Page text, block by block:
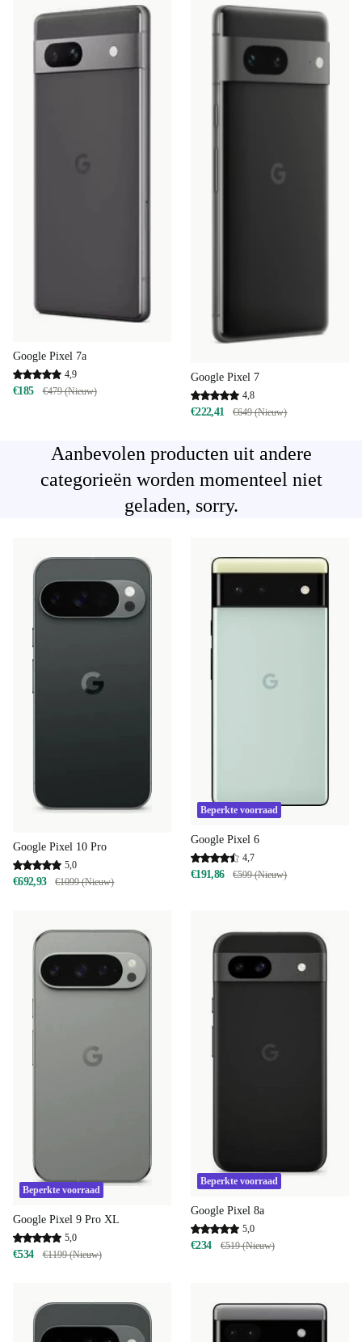
Google Pixel 7a
4,9
€185 €479 (Nieuw)
Google Pixel 7
4,8
€222,41 €649 (Nieuw)
Aanbevolen producten uit andere
categorieën worden momenteel niet
geladen, sorry.
Google Pixel 10 Pro
5,0
€692,93 €1099 (Nieuw)
Beperkte voorraad
Google Pixel 6
4,7
€191,86 €599 (Nieuw)
Beperkte voorraad
Google Pixel 9 Pro XL
5,0
€534 €1199 (Nieuw)
Beperkte voorraad
Google Pixel 8a
5,0
€234 €519 (Nieuw)